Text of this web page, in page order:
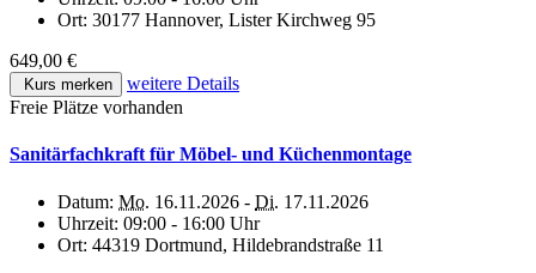
Ort: 30177 Hannover, Lister Kirchweg 95
649,00 €
Kurs merken
weitere Details
Freie Plätze vorhanden
Sanitärfachkraft für Möbel- und Küchenmontage
Datum: Mo. 16.11.2026 - Di. 17.11.2026
Uhrzeit: 09:00 - 16:00 Uhr
Ort: 44319 Dortmund, Hildebrandstraße 11